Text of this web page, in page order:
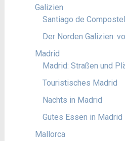
Galizien
Santiago de
Der Norden Galizien:
Madrid
Madrid: Straßen und
Touristisches Madrid
Nachts in Madrid
Gutes Essen in Madrid
Mallorca